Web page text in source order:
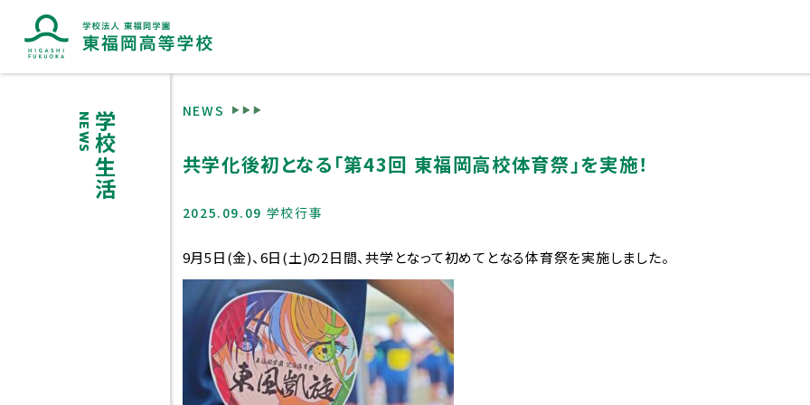
ブランドマークに込めた想い
NEWS
学校生活
NEWS
共学化後初となる「第43回 東福岡高校体育祭」を実施！
2025.09.09 学校行事
9月5日(金)、6日(土)の2日間、共学となって初めてとなる体育祭を実施しました。